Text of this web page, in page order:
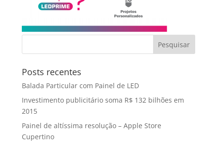
Posts recentes
Balada Particular com Painel de LED
Investimento publicitário soma R$ 132 bilhões em
2015
Painel de altíssima resolução – Apple Store
Cupertino